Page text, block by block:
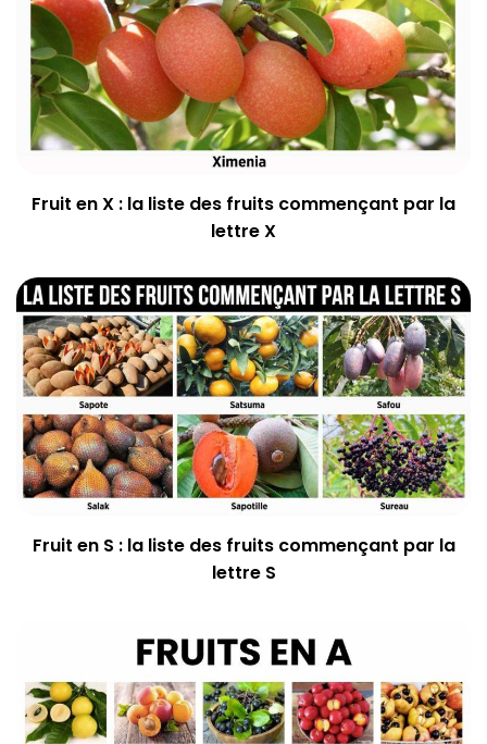
Fruit en X : la liste des fruits commençant par la
lettre X
Fruit en S : la liste des fruits commençant par la
lettre S